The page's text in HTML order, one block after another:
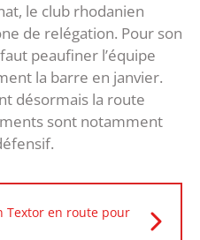
le club rhodanien
de relégation. Pour son
peaufiner l’équipe
la barre en janvier.
désormais la route
sont notamment
Textor en route pour